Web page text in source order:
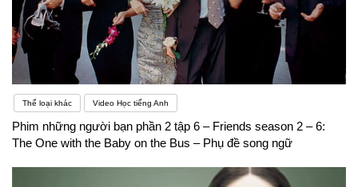
Thể loại khác Video Học tiếng Anh
Phim những người bạn phần 2 tập 6 – Friends season 2 – 6:
The One with the Baby on the Bus – Phụ đề song ngữ